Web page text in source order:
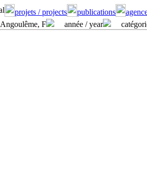
projets / projects publications
Angoulême, F année / year